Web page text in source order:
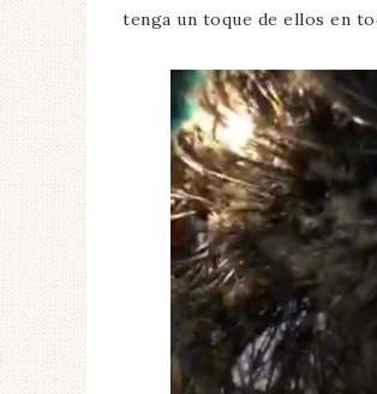
tenga un toque de ellos en